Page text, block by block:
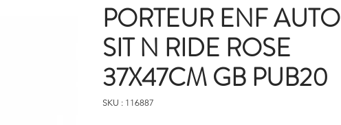
PORTEUR ENF AUTO
SIT N RIDE ROSE
37X47CM GB PUB20
SKU : 116887